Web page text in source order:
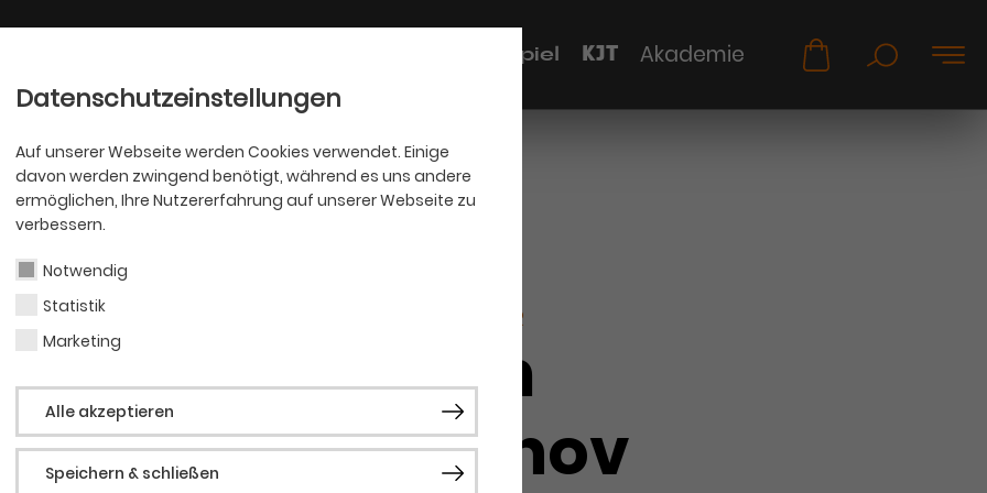
Datenschutzeinstellungen
Auf unserer Webseite werden Cookies verwendet. Einige
davon werden zwingend benötigt, während es uns andere
ermöglichen, Ihre Nutzererfahrung auf unserer Webseite zu
verbessern.
Notwendig
Statistik
Marketing
Alle akzeptieren
Speichern & schließen
Schauspiel KJT Akademie
PHILHARMONIKER
Artem
Lonhinov